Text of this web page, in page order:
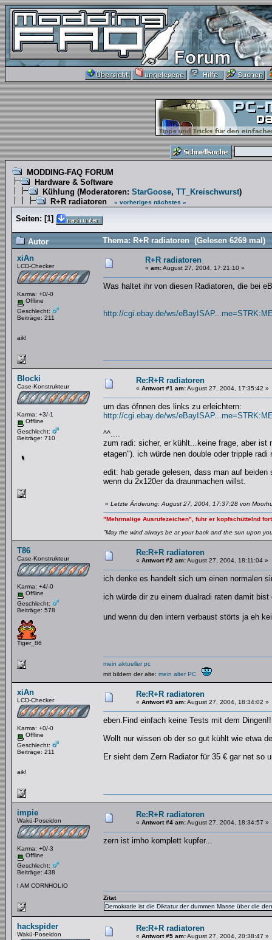
MODDING-FAQ FORUM
Hardware & Software
Kühlung (Moderatoren: StarGoose, TT_Kreischwurst)
R+R radiatoren
« vorheriges nächstes »
Seiten: [1]
Autor
Thema: R+R radiatoren (Gelesen 6269 mal)
xiAn
LCD-Checker
Karma: +0/-0
Offline
Geschlecht:
Beiträge: 211
aik!
R+R radiatoren
« am:August 27, 2004, 17:21:10 »
Was haltet ihr von diesen Radiatoren, die bei
http://cgi.ebay.de/ws/
Blocki
Case-Konstrukteur
Karma: +3/-1
Offline
Geschlecht:
Beiträge: 710
Re:R+R radiatoren
« Antwort #1 am:August 27, 2004, 17:35:42 »
um das öfnnen des links zu erleichtern:
http://cgi.ebay.de/ws/
^^....
zum radi: sicher, er kühlt...keine frage, aber
etagen"). ich würde nen double oder tripple radi
edit: hab gerade gelesen, dass man auf
wenn du 2x120er da draunmachen willst.
« Letzte Änderung: August 27, 2004, 17:37:28 von
"Mehrmalige Ausrufezeichen", fuhr er kopfschüttelnd
"May the wind always be at your back and the sun upon
T86
Case-Konstrukteur
Karma: +4/-0
Offline
Geschlecht:
Beiträge: 578
Tiger_86
Re:R+R radiatoren
« Antwort #2 am:August 27, 2004, 18:11:04 »
ich denke es handelt sich um einen normalen
ich würde dir zu einem dualradi raten damit
und wenn du den intern verbaust störts ja eh
mein aktueller pc
mit bildern der alte: mein alter PC
xiAn
LCD-Checker
Karma: +0/-0
Offline
Geschlecht:
Beiträge: 211
aik!
Re:R+R radiatoren
« Antwort #3 am:August 27, 2004, 18:34:02 »
eben.Find einfach keine Tests mit dem
Wollt nur wissen ob der so gut kühlt wie etwa
Er sieht dem Zern Radiator für 35 € gar net so
impie
Wakü-Poseidon
Karma: +0/-3
Offline
Geschlecht:
Beiträge: 438
I AM CORNHOLIO
Re:R+R radiatoren
« Antwort #4 am:August 27, 2004, 18:34:57 »
zern ist imho komplett kupfer...
Zitat
Demokratie ist die Diktatur der dummen Masse über die
hackspider
Wakü-Poseidon
Re:R+R radiatoren
« Antwort #5 am:August 27, 2004, 20:38:47 »